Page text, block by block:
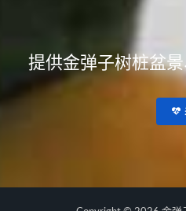
提供金弹子树桩盆